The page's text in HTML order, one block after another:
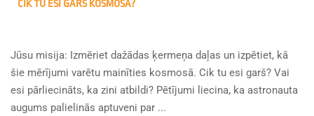
CIK TU ESI GARŠ KOSMOSĀ?
Jūsu misija: Izmēriet dažādas ķermeņa daļas un izpētiet, kā
šie mērījumi varētu mainīties kosmosā. Cik tu esi garš? Vai
esi pārliecināts, ka zini atbildi? Pētījumi liecina, ka astronauta
augums palielinās aptuveni par ...